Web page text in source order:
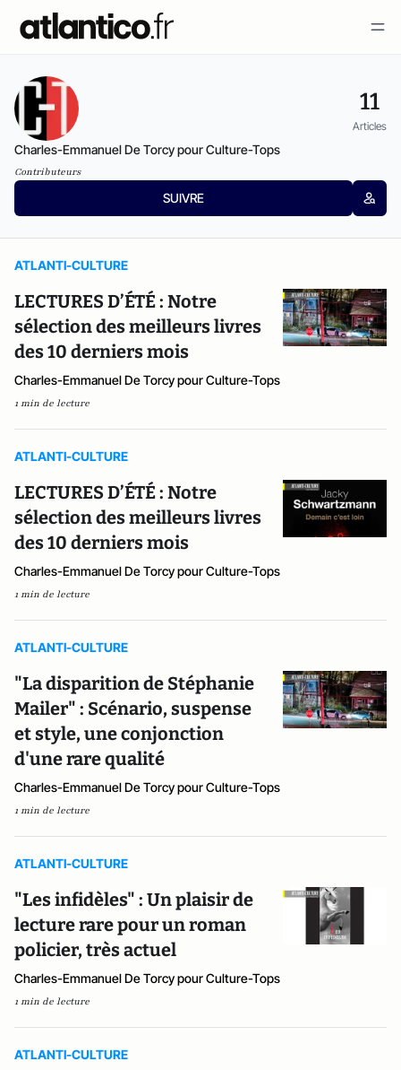
11
Articles
Charles-Emmanuel De Torcy pour Culture-Tops
Contributeurs
SUIVRE
ATLANTI-CULTURE
LECTURES D’ÉTÉ : Notre
sélection des meilleurs livres
des 10 derniers mois
Charles-Emmanuel De Torcy pour Culture-Tops
1 min de lecture
ATLANTI-CULTURE
LECTURES D’ÉTÉ : Notre
sélection des meilleurs livres
des 10 derniers mois
Charles-Emmanuel De Torcy pour Culture-Tops
1 min de lecture
ATLANTI-CULTURE
"La disparition de Stéphanie
Mailer" : Scénario, suspense
et style, une conjonction
d'une rare qualité
Charles-Emmanuel De Torcy pour Culture-Tops
1 min de lecture
ATLANTI-CULTURE
"Les infidèles" : Un plaisir de
lecture rare pour un roman
policier, très actuel
Charles-Emmanuel De Torcy pour Culture-Tops
1 min de lecture
ATLANTI-CULTURE